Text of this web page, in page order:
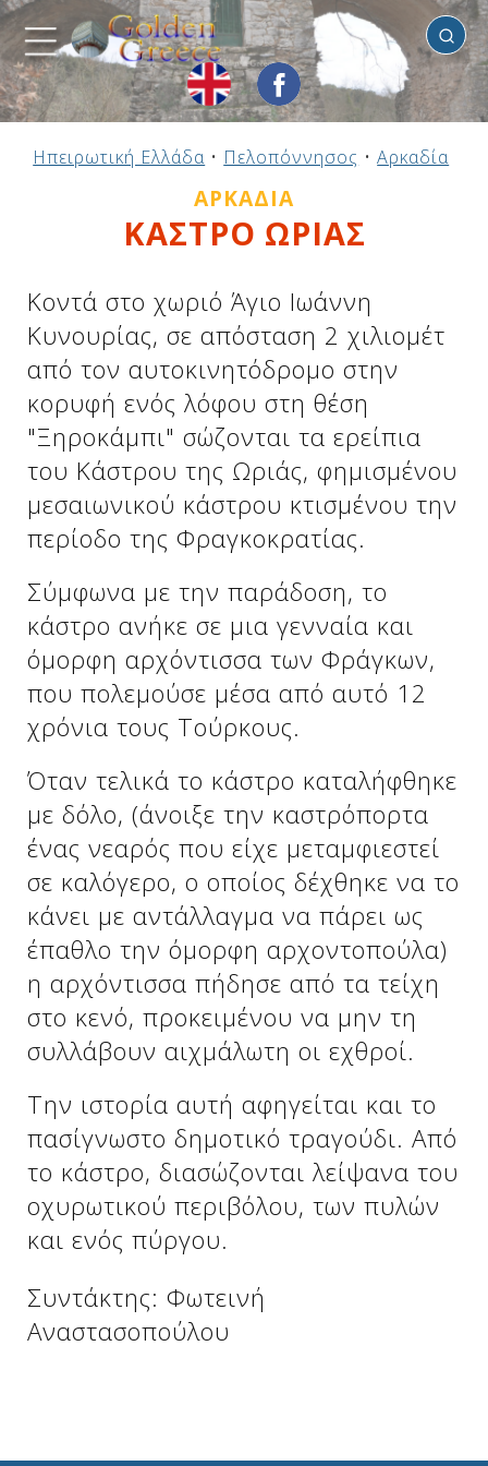
Προηγούμενο
Ελλάδα
Προηγούμενο
Αργοσαρωνικός
Δείτε μας:
Προηγούμενο
B. & Α. Αιγαίο
Δείτε μας:
Προηγούμενο
Δωδεκάνησα
Δείτε μας:
Προηγούμενο
Ιόνια Νησιά
Δείτε μας:
Προηγούμενο
Κρήτη
Δείτε μας:
Προηγούμενο
Κυκλάδες
Προηγούμενο
Σποράδες
Δείτε μας:
Προηγούμενο
Ελλάδα
Δείτε μας:
Προηγούμενο
Ήπειρος
Δείτε μας:
Προηγούμενο
Θεσσαλία
Δείτε μας:
Προηγούμενο
Θράκη
Δείτε μας:
Προηγούμενο
Μακεδονία
Δείτε μας:
Προηγούμενο
Πελοπόννησος
Δείτε μας:
Προηγούμενο
Στερεά Ελλάδα
Δείτε μας:
Αρκαδία
Ηπειρωτική Ελλάδα • Πελοπόννησος •Αρκαδία
ΑΡΚΑΔΊΑ
ΚΑΣΤΡΟ ΩΡΙΑΣ
Κοντά στο χωριό Άγιο Ιωάννη
Κυνουρίας, σε απόσταση 2 χιλιομέτ
από τον αυτοκινητόδρομο στην
κορυφή ενός λόφου στη θέση
"Ξηροκάμπι" σώζονται τα ερείπια
του Κάστρου της Ωριάς, φημισμένου
μεσαιωνικού κάστρου κτισμένου την
περίοδο της Φραγκοκρατίας.
Σύμφωνα με την παράδοση, το
κάστρο ανήκε σε μια γενναία και
όμορφη αρχόντισσα των Φράγκων,
που πολεμούσε μέσα από αυτό 12
χρόνια τους Τούρκους.
Όταν τελικά το κάστρο καταλήφθηκε
με δόλο, (άνοιξε την καστρόπορτα
ένας νεαρός που είχε μεταμφιεστεί
σε καλόγερο, ο οποίος δέχθηκε να το
κάνει με αντάλλαγμα να πάρει ως
έπαθλο την όμορφη αρχοντοπούλα)
η αρχόντισσα πήδησε από τα τείχη
στο κενό, προκειμένου να μην τη
συλλάβουν αιχμάλωτη οι εχθροί.
Την ιστορία αυτή αφηγείται και το
πασίγνωστο δημοτικό τραγούδι. Από
το κάστρο, διασώζονται λείψανα του
οχυρωτικού περιβόλου, των πυλών
και ενός πύργου.
Συντάκτης: Φωτεινή
Αναστασοπούλου